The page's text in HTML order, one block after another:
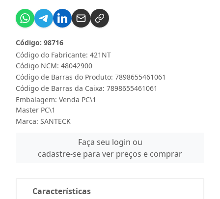
Código do Fabricante: 421NT
Código: 98716
Código NCM: 48042900
Código de Barras do Produto: 7898655461061
Código de Barras da Caixa: 7898655461061
Embalagem: Venda PC\1
Master PC\1
Marca: SANTECK
Faça seu login ou
cadastre-se para ver preços e comprar
Características